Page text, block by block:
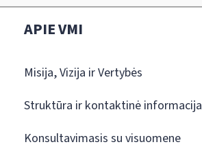
APIE VMI
Misija, Vizija ir Vertybės
Struktūra ir kontaktinė informacija
Konsultavimasis su visuomene